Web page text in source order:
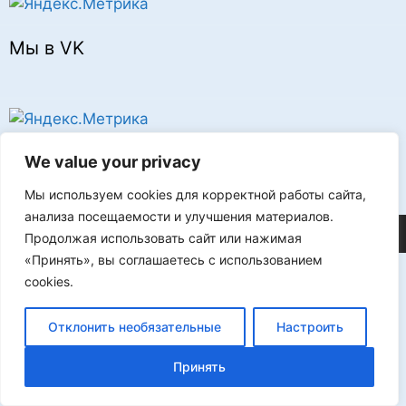
We value your privacy
Мы используем cookies для корректной работы сайта,
анализа посещаемости и улучшения материалов.
Продолжая использовать сайт или нажимая
«Принять», вы соглашаетесь с использованием
cookies.
Отклонить необязательные Настроить
Принять
Мы в VK
Реклама
©2026 FLProg